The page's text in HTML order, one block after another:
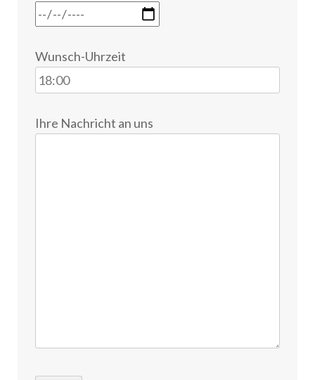
Wunsch-Uhrzeit
Ihre Nachricht an uns